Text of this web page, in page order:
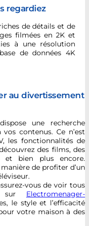
regardiez
de détails et de
filmées en 2K et
à une résolution
de données 4K
au divertissement
une recherche
contenus. Ce n’est
les fonctionnalités de
des films, des
et bien plus encore.
de profiter d’un
vous de voir tous
sur Electromenager-
le style et l’efficacité
votre maison à des